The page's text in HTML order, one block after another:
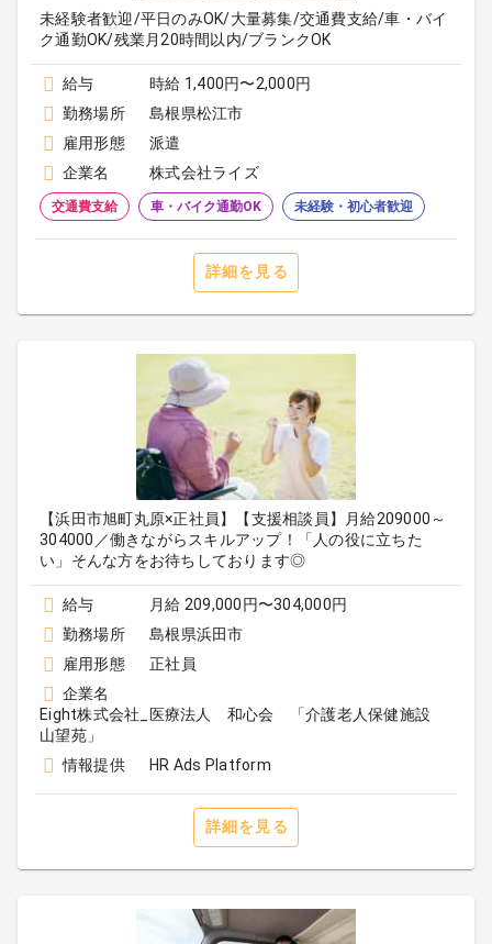
未経験者歓迎/平日のみOK/大量募集/交通費支給/車・バイ
ク通勤OK/残業月20時間以内/ブランクOK
給与
時給 1,400円〜2,000円
勤務場所
島根県松江市
雇用形態
派遣
企業名
株式会社ライズ
交通費支給 車・バイク通勤OK 未経験・初心者歓迎
詳細を見る
【浜田市旭町丸原×正社員】【支援相談員】月給209000～
304000／働きながらスキルアップ！「人の役に立ちた
い」そんな方をお待ちしております◎
給与
月給 209,000円〜304,000円
勤務場所
島根県浜田市
雇用形態
正社員
企業名
Eight株式会社_医療法人 和心会 「介護老人保健施設
山望苑」
情報提供
HR Ads Platform
詳細を見る